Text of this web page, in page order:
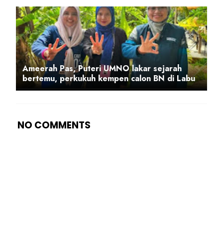
Ameerah Pas, Puteri UMNO lakar sejarah
bertemu, perkukuh kempen calon BN di Labu
NO COMMENTS